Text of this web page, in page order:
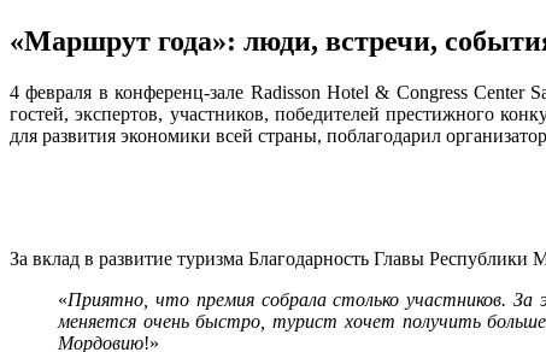
«Маршрут года»: люди, встречи,
4 февраля в конференц-зале Radisson Hotel & Congress Center
гостей, экспертов, участников, победителей престижного
для развития экономики всей страны, поблагодарил
За вклад в развитие туризма Благодарность Главы
«Приятно, что премия собрала столько участников.
меняется очень быстро, турист хочет получить
Мордовию!»